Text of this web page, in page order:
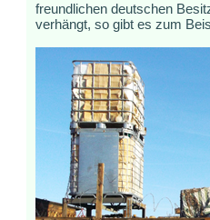
freundlichen deutschen
verhängt, so gibt es zum